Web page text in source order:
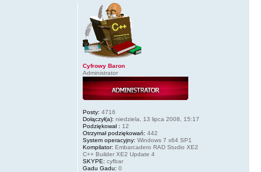
Cyfrowy Baron
Administrator
Posty: 4716
Dołączył(a): niedziela, 13 lipca 2008, 15:17
Podziękował : 12
Otrzymał podziękowań: 442
System operacyjny: Windows 7 x64 SP1
Kompilator: Embarcadero RAD Studio XE2
C++ Builder XE2 Update 4
SKYPE: cyfbar
Gadu Gadu: 0